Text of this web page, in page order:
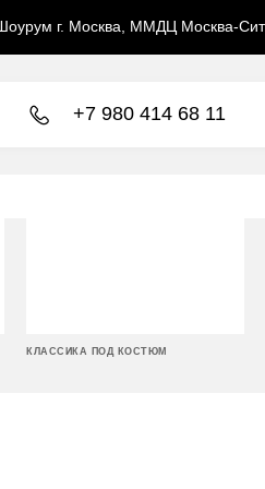
г. Москва, ММДЦ Москва-
+7 980 414 68 11
КЛАССИКА ПОД КОСТЮМ